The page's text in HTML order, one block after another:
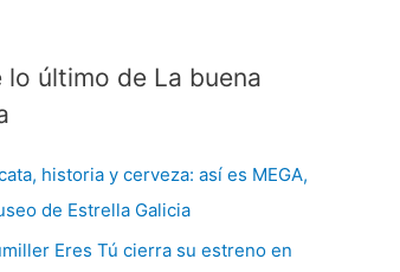
lo último de La buena
historia y cerveza: así es MEGA,
de Estrella Galicia
Eres Tú cierra su estreno en